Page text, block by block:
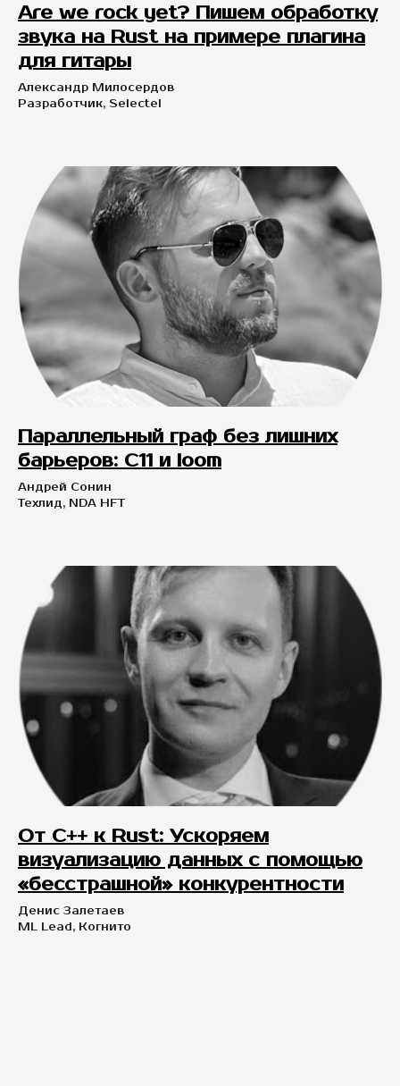
Are we rock yet? Пишем обработку
звука на Rust на примере плагина
для гитары
Александр Милосердов
Разработчик, Selectel
Параллельный граф без лишних
барьеров: C11 и loom
Андрей Сонин
Техлид, NDA HFT
От C++ к Rust: Ускоряем
визуализацию данных с помощью
«бесстрашной» конкурентности
Денис Залетаев
ML Lead, Когнито